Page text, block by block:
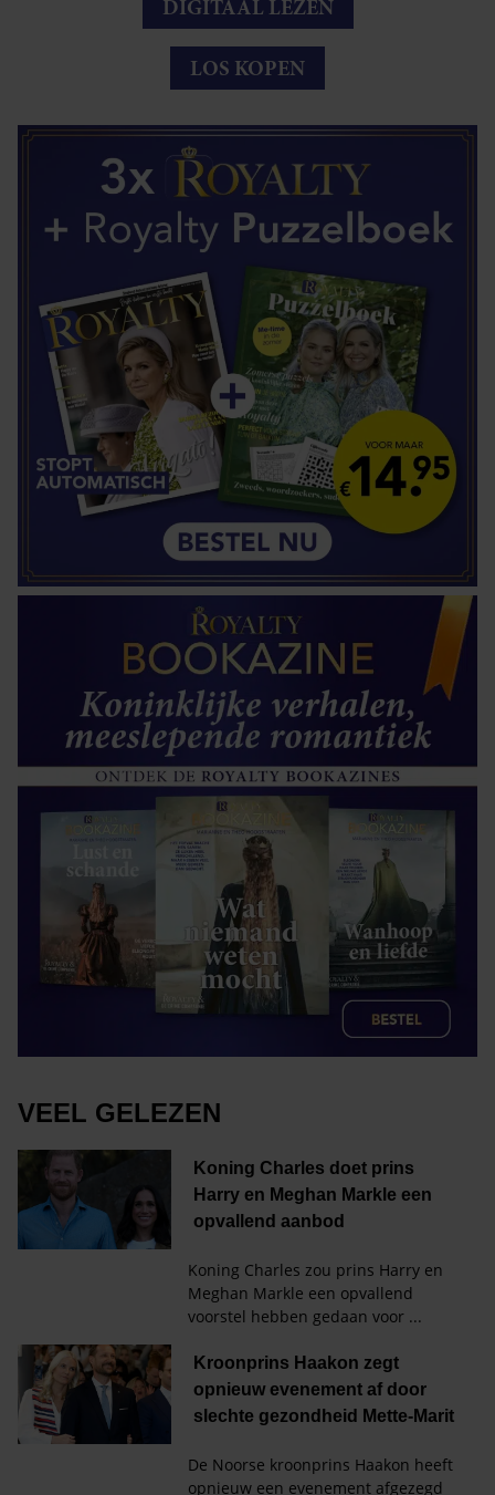
DIGITAAL LEZEN
LOS KOPEN